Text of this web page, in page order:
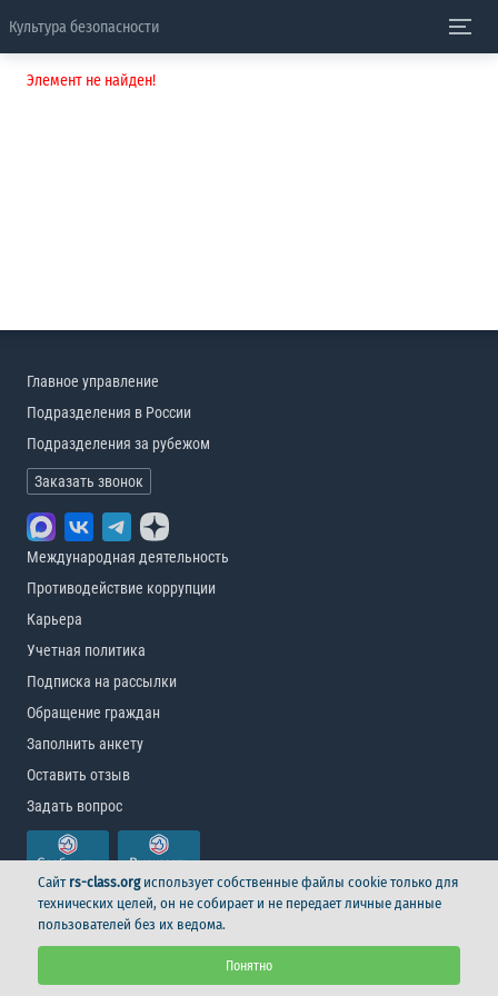
Культура безопасности
Элемент не найден!
Главное управление
Подразделения в России
Подразделения за рубежом
Заказать звонок
Международная деятельность
Противодействие коррупции
Карьера
Учетная политика
Подписка на рассылки
Обращение граждан
Заполнить анкету
Оставить отзыв
Задать вопрос
© Российский морской регистр судоходства, 2026
Логотип
Сайт rs-class.orgиспользует собственные файлы cookie только для
технических целей, он не собирает и не передает личные данные
пользователей без их ведома.
Понятно